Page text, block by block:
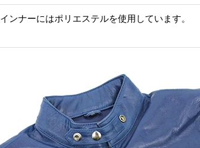
インナーにはポリエステルを使用しています。